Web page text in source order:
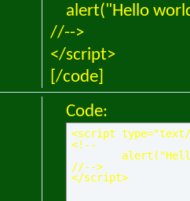
alert("Hello
//-->
</script>
[/code]
Code:
<script
<!--
//-->
</script>